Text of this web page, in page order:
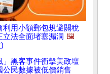
利用小額郵包規避關稅
立法全面堵塞漏洞 🖼️
」黑客事件衝擊美政壇
公民數據被低價銷售